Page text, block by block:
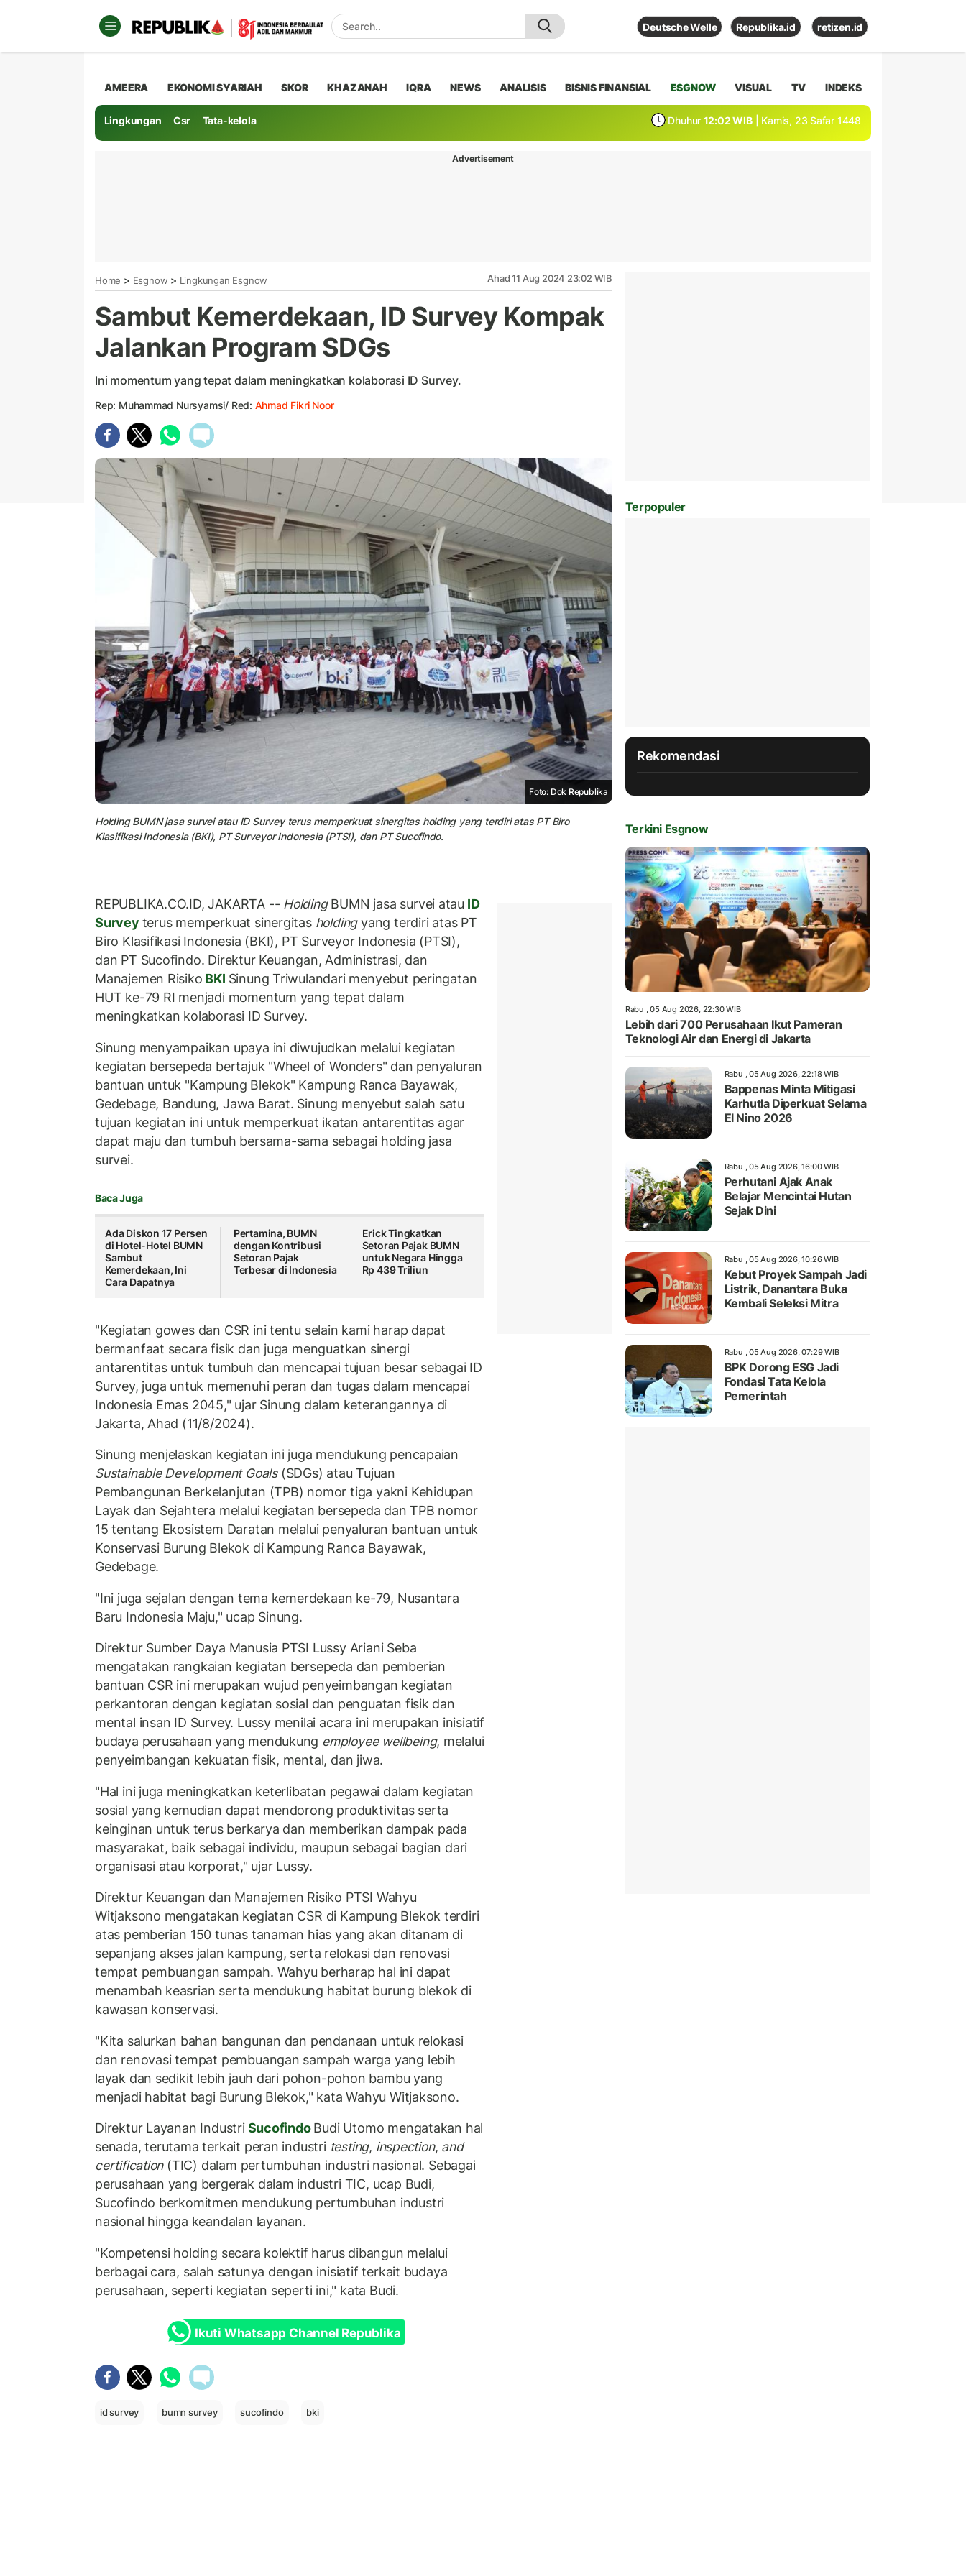
Deutsche Welle Republika.id retizen.id
AMEERA EKONOMI SYARIAH SKOR KHAZANAH IQRA NEWS ANALISIS BISNIS FINANSIAL ESGNOW VISUAL TV INDEKS
Lingkungan Csr Tata-kelola Dhuhur 12:02 WIB | Kamis, 23 Safar 1448
Advertisement
Home > Esgnow > Lingkungan Esgnow Ahad 11 Aug 2024 23:02 WIB
Sambut Kemerdekaan, ID Survey Kompak
Jalankan Program SDGs
Ini momentum yang tepat dalam meningkatkan kolaborasi ID Survey.
Rep: Muhammad Nursyamsi/ Red: Ahmad Fikri Noor
Foto: Dok Republika
Holding BUMN jasa survei atau ID Survey terus memperkuat sinergitas holding yang terdiri atas PT Biro
Klasifikasi Indonesia (BKI), PT Surveyor Indonesia (PTSI), dan PT Sucofindo.
REPUBLIKA.CO.ID, JAKARTA -- HoldingBUMN jasa survei atau ID
Survey terus memperkuat sinergitas holdingyang terdiri atas PT
Biro Klasifikasi Indonesia (BKI), PT Surveyor Indonesia (PTSI),
dan PT Sucofindo. Direktur Keuangan, Administrasi, dan
Manajemen Risiko BKI Sinung Triwulandari menyebut peringatan
HUT ke-79 RI menjadi momentum yang tepat dalam
meningkatkan kolaborasi ID Survey.
Sinung menyampaikan upaya ini diwujudkan melalui kegiatan
kegiatan bersepeda bertajuk "Wheel of Wonders" dan penyaluran
bantuan untuk "Kampung Blekok" Kampung Ranca Bayawak,
Gedebage, Bandung, Jawa Barat. Sinung menyebut salah satu
tujuan kegiatan ini untuk memperkuat ikatan antarentitas agar
dapat maju dan tumbuh bersama-sama sebagai holding jasa
survei.
Baca Juga
Ada Diskon 17 Persen
di Hotel-Hotel BUMN
Sambut
Kemerdekaan, Ini
Cara Dapatnya
Pertamina, BUMN
dengan Kontribusi
Setoran Pajak
Terbesar di Indonesia
Erick Tingkatkan
Setoran Pajak BUMN
untuk Negara Hingga
Rp 439 Triliun
"Kegiatan gowes dan CSR ini tentu selain kami harap dapat
bermanfaat secara fisik dan juga menguatkan sinergi
antarentitas untuk tumbuh dan mencapai tujuan besar sebagai ID
Survey, juga untuk memenuhi peran dan tugas dalam mencapai
Indonesia Emas 2045," ujar Sinung dalam keterangannya di
Jakarta, Ahad (11/8/2024).
Sinung menjelaskan kegiatan ini juga mendukung pencapaian
Sustainable Development Goals(SDGs) atau Tujuan
Pembangunan Berkelanjutan (TPB) nomor tiga yakni Kehidupan
Layak dan Sejahtera melalui kegiatan bersepeda dan TPB nomor
15 tentang Ekosistem Daratan melalui penyaluran bantuan untuk
Konservasi Burung Blekok di Kampung Ranca Bayawak,
Gedebage.
"Ini juga sejalan dengan tema kemerdekaan ke-79, Nusantara
Baru Indonesia Maju," ucap Sinung.
Direktur Sumber Daya Manusia PTSI Lussy Ariani Seba
mengatakan rangkaian kegiatan bersepeda dan pemberian
bantuan CSR ini merupakan wujud penyeimbangan kegiatan
perkantoran dengan kegiatan sosial dan penguatan fisik dan
mental insan ID Survey. Lussy menilai acara ini merupakan inisiatif
budaya perusahaan yang mendukung employee wellbeing, melalui
penyeimbangan kekuatan fisik, mental, dan jiwa.
"Hal ini juga meningkatkan keterlibatan pegawai dalam kegiatan
sosial yang kemudian dapat mendorong produktivitas serta
keinginan untuk terus berkarya dan memberikan dampak pada
masyarakat, baik sebagai individu, maupun sebagai bagian dari
organisasi atau korporat," ujar Lussy.
Direktur Keuangan dan Manajemen Risiko PTSI Wahyu
Witjaksono mengatakan kegiatan CSR di Kampung Blekok terdiri
atas pemberian 150 tunas tanaman hias yang akan ditanam di
sepanjang akses jalan kampung, serta relokasi dan renovasi
tempat pembuangan sampah. Wahyu berharap hal ini dapat
menambah keasrian serta mendukung habitat burung blekok di
kawasan konservasi.
"Kita salurkan bahan bangunan dan pendanaan untuk relokasi
dan renovasi tempat pembuangan sampah warga yang lebih
layak dan sedikit lebih jauh dari pohon-pohon bambu yang
menjadi habitat bagi Burung Blekok," kata Wahyu Witjaksono.
Direktur Layanan IndustriSucofindoBudi Utomo mengatakan hal
senada, terutama terkait peran industri testing, inspection, and
certification(TIC) dalam pertumbuhan industri nasional. Sebagai
perusahaan yang bergerak dalam industri TIC, ucap Budi,
Sucofindo berkomitmen mendukung pertumbuhan industri
nasional hingga keandalan layanan.
"Kompetensi holding secara kolektif harus dibangun melalui
berbagai cara, salah satunya dengan inisiatif terkait budaya
perusahaan, seperti kegiatan seperti ini," kata Budi.
Ikuti Whatsapp Channel Republika
id survey bumn survey sucofindo bki
Terpopuler
Rekomendasi
Terkini Esgnow
Rabu , 05 Aug 2026, 22:30 WIB
Lebih dari 700 Perusahaan Ikut Pameran
Teknologi Air dan Energi di Jakarta
Rabu , 05 Aug 2026, 22:18 WIB
Bappenas Minta Mitigasi
Karhutla Diperkuat Selama
El Nino 2026
Rabu , 05 Aug 2026, 16:00 WIB
Perhutani Ajak Anak
Belajar Mencintai Hutan
Sejak Dini
Rabu , 05 Aug 2026, 10:26 WIB
Kebut Proyek Sampah Jadi
Listrik, Danantara Buka
Kembali Seleksi Mitra
Rabu , 05 Aug 2026, 07:29 WIB
BPK Dorong ESG Jadi
Fondasi Tata Kelola
Pemerintah